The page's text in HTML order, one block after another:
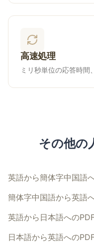
高速処理
ミリ秒単位の応答時間
その他の
英語から簡体字中国語
簡体字中国語から英語
英語から日本語への
日本語から英語への